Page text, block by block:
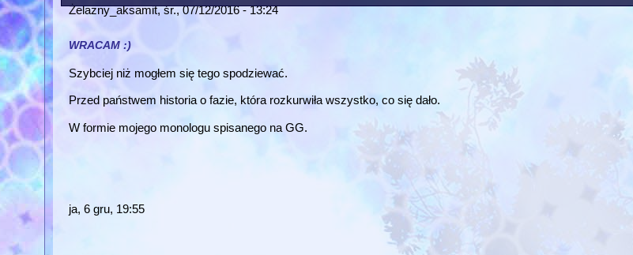
Żelazny_aksamit, śr., 07/12/2016 - 13:24
WRACAM :)
Szybciej niż mogłem się tego spodziewać.
Przed państwem historia o fazie, która rozkurwiła wszystko, co się dało.
W formie mojego monologu spisanego na GG.
ja, 6 gru, 19:55